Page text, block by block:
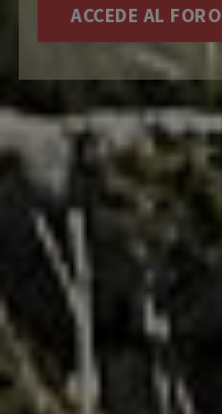
ACCEDE AL FORO